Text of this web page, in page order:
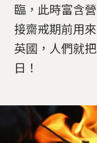
臨，此時富含
接齋戒期前用
英國，人們就
日！